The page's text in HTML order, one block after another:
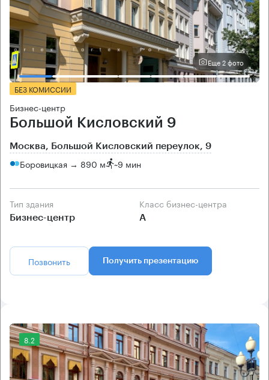
Еще 2 фото
БЕЗ КОМИССИИ
Бизнес-центр
Большой Кисловский 9
Москва, Большой Кисловский переулок, 9
Боровицкая → 890 м ~9 мин
Тип здания
Бизнес-центр
Класс бизнес-центра
А
Позвонить Получить презентацию
8.2